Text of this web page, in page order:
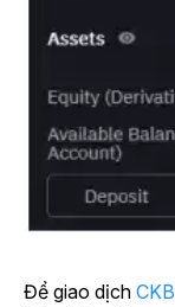
Để giao dịch CKB